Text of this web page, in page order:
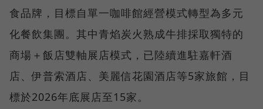
食品牌，目標自單一咖啡館經營模式轉型為多元
化餐飲集團。其中青焰炭火熟成牛排採取獨特的
商場＋飯店雙軸展店模式，已陸續進駐嘉軒酒
店、伊普索酒店、美麗信花園酒店等5家旅館，目
標於2026年底展店至15家。